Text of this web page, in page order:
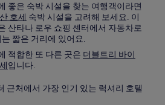
좋은 숙박 시설을 찾는 여행객이라면
호세 숙박 시설을 고려해 보세요. 이
산타나 로우 쇼핑 센터에서 자동차로
짧은 거리에 있어요.
적합한 또 다른 곳은 더블트리 바이
입니다.
근처에서 가장 인기 있는 럭셔리 호텔